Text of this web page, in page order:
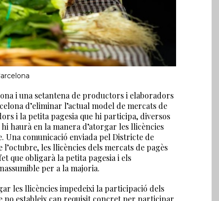
i una setantena de productors i elaboradors
d’eliminar l’actual model de mercats de
i la petita pagesia que hi participa, diversos
haurà en la manera d’atorgar les llicències
Una comunicació enviada pel Districte de
les llicències dels mercats de pagès
que obligarà la petita pagesia i els
per a la majoria.
les llicències impedeixi la participació dels
no estableix cap requisit concret per participar